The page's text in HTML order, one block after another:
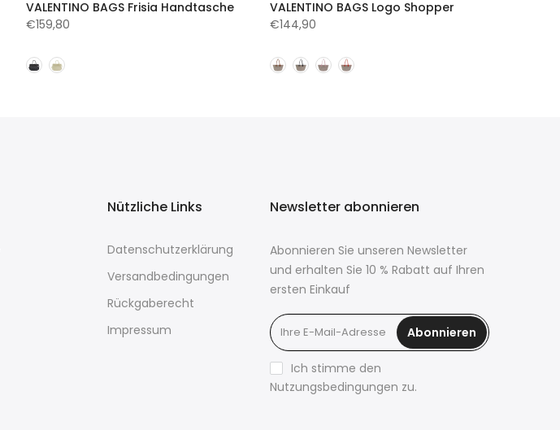
VALENTINO BAGS Frisia Handtasche
€159,80
VALENTINO BAGS Logo Shopper
€144,90
Nützliche Links
Datenschutzerklärung
Versandbedingungen
Rückgaberecht
Impressum
Newsletter abonnieren
Abonnieren Sie unseren Newsletter
und erhalten Sie 10 % Rabatt auf Ihren
ersten Einkauf
Abonnieren
Ich stimme den
Nutzungsbedingungen zu.